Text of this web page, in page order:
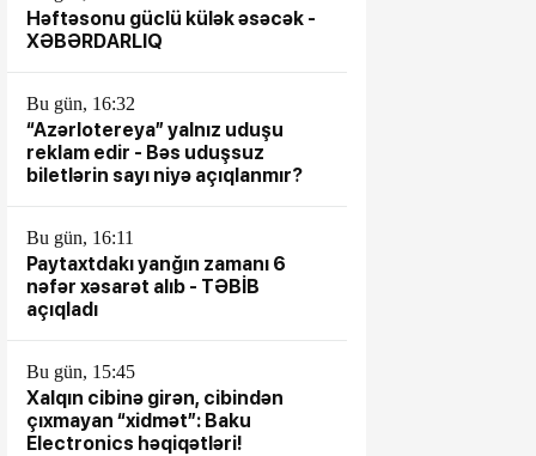
Həftəsonu güclü külək əsəcək -
XƏBƏRDARLIQ
Bu gün, 16:32
“Azərlotereya” yalnız uduşu
reklam edir - Bəs uduşsuz
biletlərin sayı niyə açıqlanmır?
Bu gün, 16:11
Paytaxtdakı yanğın zamanı 6
nəfər xəsarət alıb - TƏBİB
açıqladı
Bu gün, 15:45
Xalqın cibinə girən, cibindən
çıxmayan “xidmət”: Baku
Electronics həqiqətləri!